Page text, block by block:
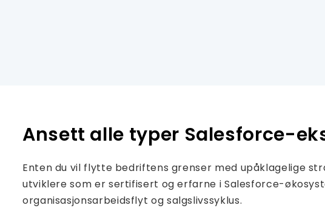
Ansett alle typer Salesforce-
Enten du vil flytte bedriftens grenser med upåklagelige
utviklere som er sertifisert og erfarne i Salesforce-
organisasjonsarbeidsflyt og salgslivssyklus.